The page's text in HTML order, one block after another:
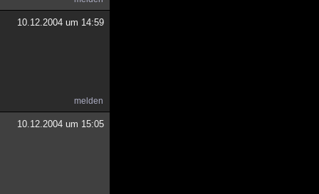
10.12.2004 um 14:59
melden
10.12.2004 um 15:05